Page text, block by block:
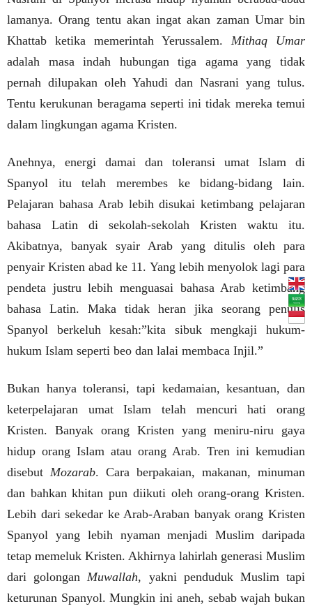
lamanya. Orang tentu akan ingat akan zaman Umar bin
Khattab ketika memerintah Yerussalem. Mithaq Umar
adalah masa indah hubungan tiga agama yang tidak
pernah dilupakan oleh Yahudi dan Nasrani yang tulus.
Tentu kerukunan beragama seperti ini tidak mereka temui
dalam lingkungan agama Kristen.
Anehnya, energi damai dan toleransi umat Islam di
Spanyol itu telah merembes ke bidang-bidang lain.
Pelajaran bahasa Arab lebih disukai ketimbang pelajaran
bahasa Latin di sekolah-sekolah Kristen waktu itu.
Akibatnya, banyak syair Arab yang ditulis oleh para
penyair Kristen abad ke 11. Yang lebih menyolok lagi para
pendeta justru lebih menguasai bahasa Arab ketimbang
bahasa Latin. Maka tidak heran jika seorang penulis
Spanyol berkeluh kesah:”kita sibuk mengkaji hukum-
hukum Islam seperti beo dan lalai membaca Injil.”
Bukan hanya toleransi, tapi kedamaian, kesantuan, dan
keterpelajaran umat Islam telah mencuri hati orang
Kristen. Banyak orang Kristen yang meniru-niru gaya
hidup orang Islam atau orang Arab. Tren ini kemudian
disebut Mozarab. Cara berpakaian, makanan, minuman
dan bahkan khitan pun diikuti oleh orang-orang Kristen.
Lebih dari sekedar ke Arab-Araban banyak orang Kristen
Spanyol yang lebih nyaman menjadi Muslim daripada
tetap memeluk Kristen. Akhirnya lahirlah generasi Muslim
dari golonganMuwallah, yakni penduduk Muslim tapi
keturunan Spanyol. Mungkin ini aneh, sebab wajah bukan